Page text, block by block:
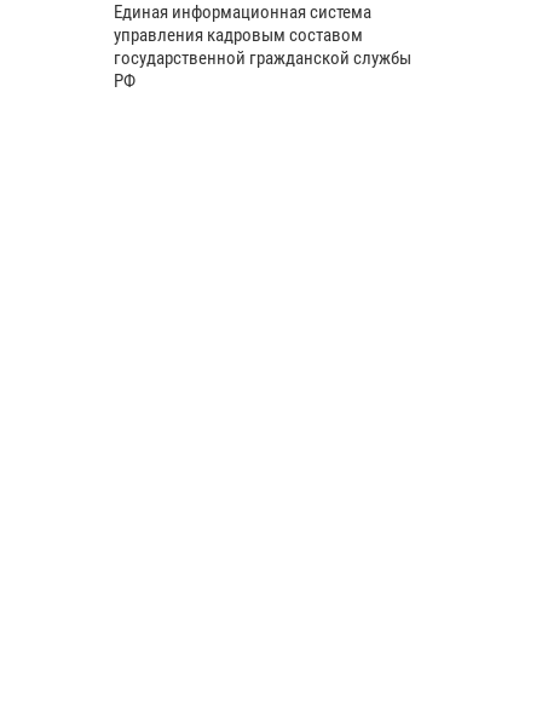
Единая информационная система
управления кадровым составом
государственной гражданской службы
РФ